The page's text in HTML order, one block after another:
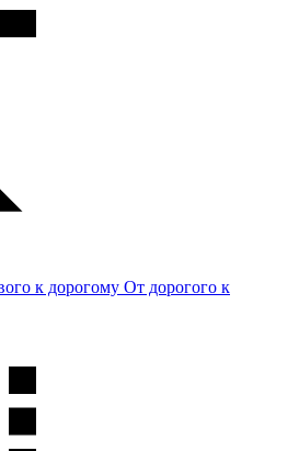
к дорогому От дорогого к